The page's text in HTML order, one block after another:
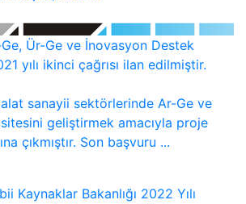
Ge, Ür-Ge ve İnovasyon Destek
yılı ikinci çağrısı ilan edilmiştir.
sanayii sektörlerinde Ar-Ge ve
geliştirmek amacıyla proje
çıkmıştır. Son başvuru ...
Kaynaklar Bakanlığı 2022 Yılı